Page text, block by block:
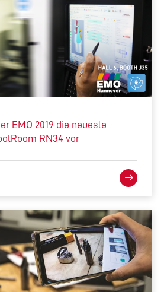
EMO 2019 die neueste
RN34 vor